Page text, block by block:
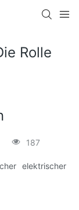
Rolle
187
elektrischer